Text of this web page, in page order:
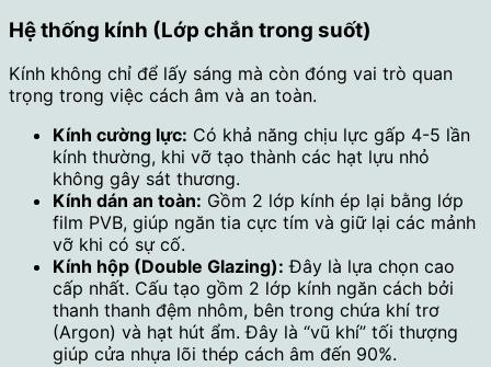
Hệ thống kính (Lớp chắn trong suốt)
Kính không chỉ để lấy sáng mà còn đóng vai trò quan
trọng trong việc cách âm và an toàn.
Kính cường lực: Có khả năng chịu lực gấp 4-5 lần
kính thường, khi vỡ tạo thành các hạt lựu nhỏ
không gây sát thương.
Kính dán an toàn: Gồm 2 lớp kính ép lại bằng lớp
film PVB, giúp ngăn tia cực tím và giữ lại các mảnh
vỡ khi có sự cố.
Kính hộp (Double Glazing): Đây là lựa chọn cao
cấp nhất. Cấu tạo gồm 2 lớp kính ngăn cách bởi
thanh thanh đệm nhôm, bên trong chứa khí trơ
(Argon) và hạt hút ẩm. Đây là “vũ khí” tối thượng
giúp cửa nhựa lõi thép cách âm đến 90%.